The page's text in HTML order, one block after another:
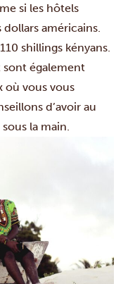
si les hôtels
américains.
shillings kényans.
sont également
où vous vous
d’avoir au
la main.